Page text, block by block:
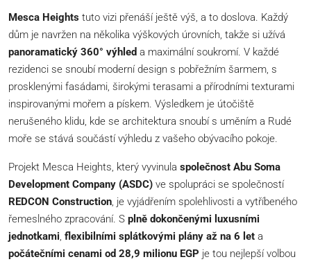
Mesca Heights tuto vizi přenáší ještě výš, a to doslova. Každý
dům je navržen na několika výškových úrovních, takže si užívá
panoramatický 360° výhled a maximální soukromí. V každé
rezidenci se snoubí moderní design s pobřežním šarmem, s
prosklenými fasádami, širokými terasami a přírodními texturami
inspirovanými mořem a pískem. Výsledkem je útočiště
nerušeného klidu, kde se architektura snoubí s uměním a Rudé
moře se stává součástí výhledu z vašeho obývacího pokoje.
Projekt Mesca Heights, který vyvinula společnost Abu Soma
Development Company (ASDC) ve spolupráci se společností
REDCON Construction, je vyjádřením spolehlivosti a vytříbeného
řemeslného zpracování. S plně dokončenými luxusními
jednotkami, flexibilními splátkovými plány až na 6 let a
počátečními cenami od 28,9 milionu EGP je tou nejlepší volbou